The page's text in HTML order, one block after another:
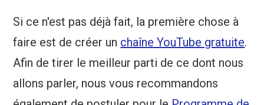
Si ce n'est pas déjà fait, la première chose à
faire est de créer un chaîne YouTube gratuite.
Afin de tirer le meilleur parti de ce dont nous
allons parler, nous vous recommandons